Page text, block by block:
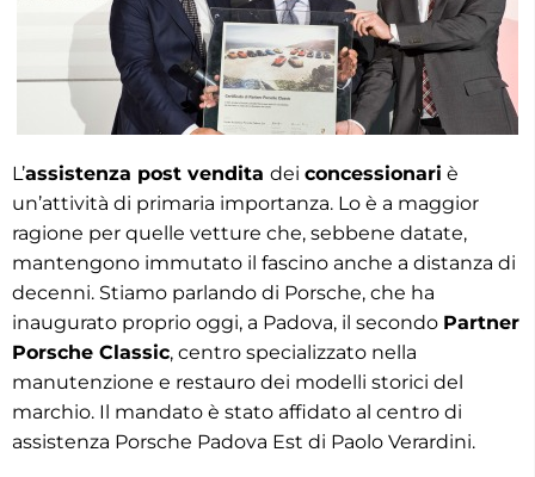
L’assistenza post vendita dei concessionari è
un’attività di primaria importanza. Lo è a maggior
ragione per quelle vetture che, sebbene datate,
mantengono immutato il fascino anche a distanza di
decenni. Stiamo parlando di Porsche, che ha
inaugurato proprio oggi, a Padova, il secondo Partner
Porsche Classic, centro specializzato nella
manutenzione e restauro dei modelli storici del
marchio. Il mandato è stato affidato al centro di
assistenza Porsche Padova Est di Paolo Verardini.